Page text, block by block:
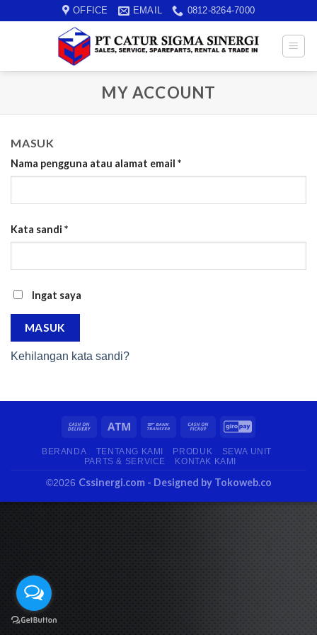
OFFICE EMAIL 0812-8264-7000
MY ACCOUNT
MASUK
Nama pengguna atau alamat email *
Kata sandi *
Ingat saya
MASUK
Kehilangan kata sandi?
BERANDA TENTANG KAMI PRODUK
SEWA UNIT
PARTS & SERVICE
KONTAK KAMI
©2026 Cssinergi.com - Designed by Tokoweb.co